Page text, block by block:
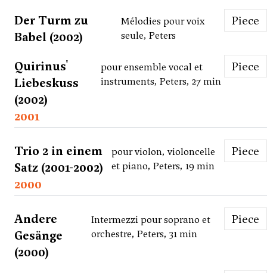
Der Turm zu
Babel (2002)
Mélodies pour voix
seule, Peters
Piece
Quirinus'
Liebeskuss
(2002)
pour ensemble vocal et
instruments, Peters, 27 min
Piece
2001
Trio 2 in einem
Satz (2001-2002)
pour violon, violoncelle
et piano, Peters, 19 min
Piece
2000
Andere
Gesänge
(2000)
Intermezzi pour soprano et
orchestre, Peters, 31 min
Piece